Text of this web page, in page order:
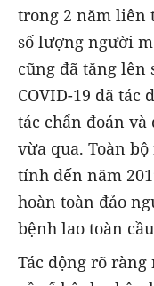
trong 2 năm liên
số lượng người
cũng đã tăng lên
COVID-19 đã tác
tác chẩn đoán
vừa qua. Toàn
tính đến năm
hoàn toàn đảo
bệnh lao toàn
Tác động rõ